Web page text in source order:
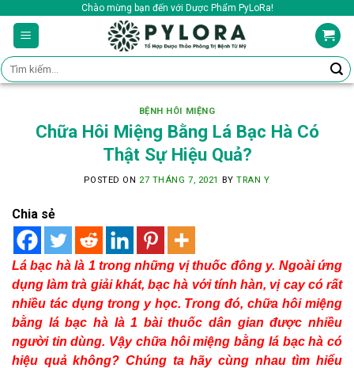
content
Chào mừng bạn đến với Dược Phẩm PyLoRa!
Tìm
kiếm:
BỆNH HÔI MIỆNG
Chữa Hôi Miệng Bằng Lá Bạc Hà Có
Thật Sự Hiệu Quả?
POSTED ON 27 THÁNG 7, 2021 BYTRAN Y
Chia sẻ
Lá bạc hà là 1 trong những vị thuốc đông y. Ngoài ứng
dụng làm trà giải khát, bạc hà với tính hàn, vị cay có rất
nhiều tác dụng trong y học. Trong đó, chữa hôi miệng
bằng lá bạc hà là 1 bài thuốc dân gian được nhiều
người tin dùng. Vậy chữa hôi miệng bằng lá bạc hà có
hiệu quả không? Chúng ta hãy cùng nhau tìm hiểu